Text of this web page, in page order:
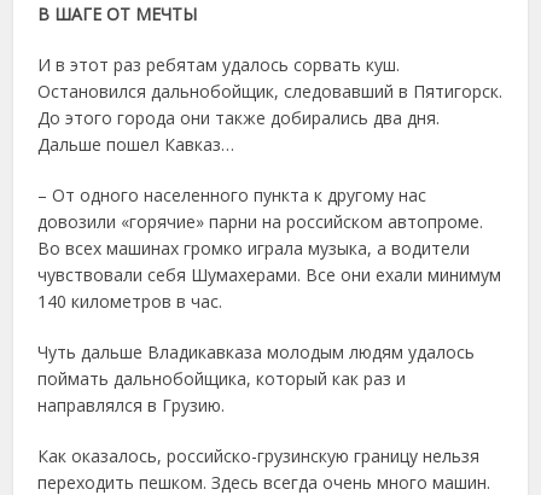
В ШАГЕ ОТ МЕЧТЫ
И в этот раз ребятам удалось сорвать куш.
Остановился дальнобойщик, следовавший в Пятигорск.
До этого города они также добирались два дня.
Дальше пошел Кавказ…
– От одного населенного пункта к другому нас
довозили «горячие» парни на российском автопроме.
Во всех машинах громко играла музыка, а водители
чувствовали себя Шумахерами. Все они ехали минимум
140 километров в час.
Чуть дальше Владикавказа молодым людям удалось
поймать дальнобойщика, который как раз и
направлялся в Грузию.
Как оказалось, российско-грузинскую границу нельзя
переходить пешком. Здесь всегда очень много машин.